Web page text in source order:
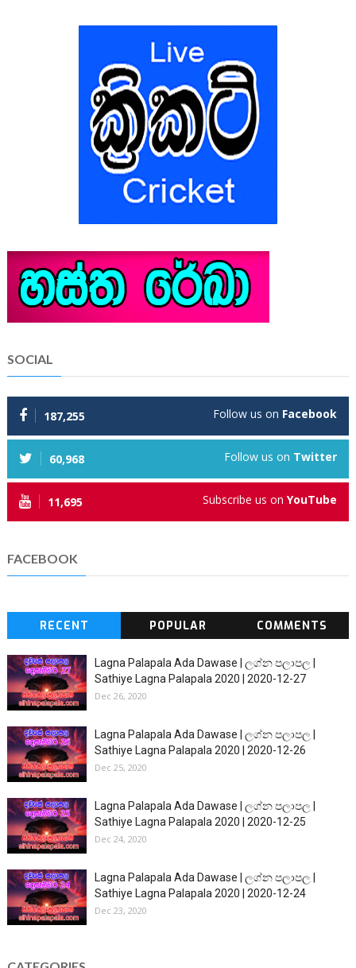
SOCIAL
187,255 Follow us on Facebook
60,968 Follow us on Twitter
11,695 Subscribe us onYouTube
FACEBOOK
RECENT POPULAR COMMENTS
Lagna Palapala Ada Dawase | ලග්න පලාපල |
Sathiye Lagna Palapala 2020 | 2020-12-27
Dec 26, 2020
Lagna Palapala Ada Dawase | ලග්න පලාපල |
Sathiye Lagna Palapala 2020 | 2020-12-26
Dec 25, 2020
Lagna Palapala Ada Dawase | ලග්න පලාපල |
Sathiye Lagna Palapala 2020 | 2020-12-25
Dec 24, 2020
Lagna Palapala Ada Dawase | ලග්න පලාපල |
Sathiye Lagna Palapala 2020 | 2020-12-24
Dec 23, 2020